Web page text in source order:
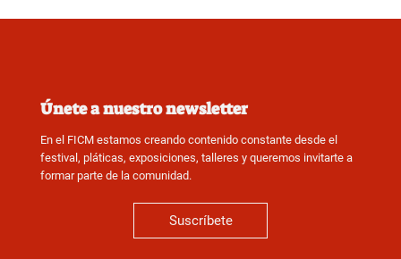
Únete a nuestro newsletter
En el FICM estamos creando contenido constante desde el
festival, pláticas, exposiciones, talleres y queremos invitarte a
formar parte de la comunidad.
Suscríbete